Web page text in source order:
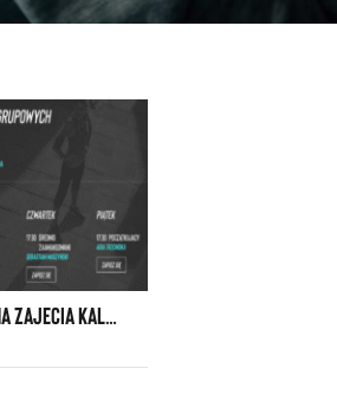
WPROWADZAMY ZAPISY NA ZAJECIA KALISTENIKI GHETTO WORKOUT